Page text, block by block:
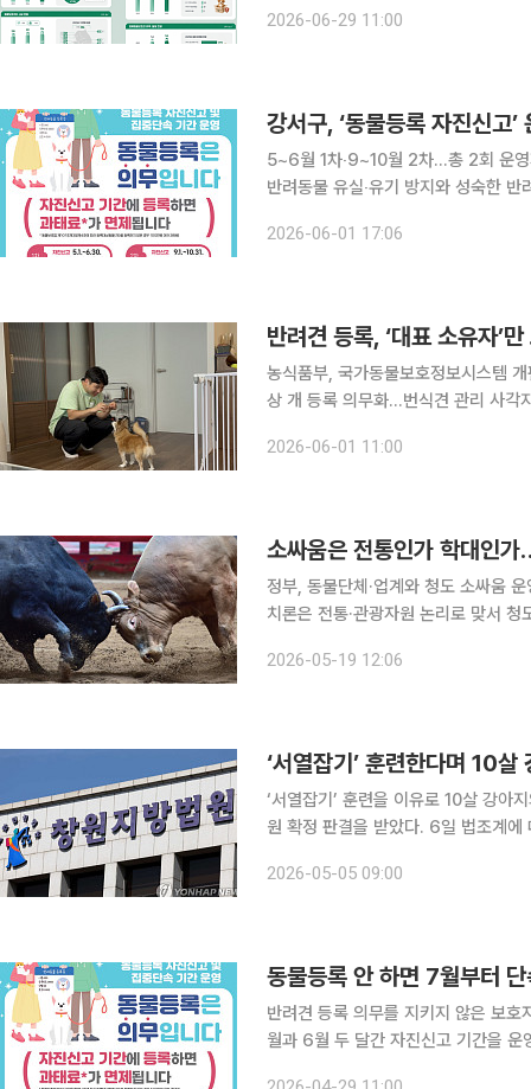
다. 반면 미용업과 위탁관리업, 운송
2026-06-29 11:00
강서구, ‘동물등록 자진신고
5~6월 1차‧9~10월 2차…총 2회 운영자진 신고
반려동물 유실‧유기 방지와 성숙한
수 있게 돕는 가장 확실한 안전망이다
2026-06-01 17:06
반려견 등록, ‘대표 소유자’
농식품부, 국가동물보호정보시스템
상 개 등록 의무화…번식견 관리 사각지대 줄인다 반려동물을 함께 기르는
제 양육자가 등록 여부를 증명하기
2026-06-01 11:00
소싸움은 전통인가 학대인
정부, 동물단체·업계와 청도 소싸움
치론은 전통·관광자원 논리로 맞서 청도 소싸움을 둘러싼 논란이 존폐 문제로 번지고 있다. 동물보
업계는 전통문화와 관광자원, 종사자
2026-05-19 12:06
‘서열잡기’ 훈련을 이유로 10살 강아
원 확정 판결을 받았다. 6일 법조계에 따르면 대법원 1부(천대엽 주심 대법관)은 최근 동물보호법
제시에서 애견유치원을 운영하던 A
2026-05-05 09:00
동물등록 안 하면 7월부터
반려견 등록 의무를 지키지 않은 보
월과 6월 두 달간 자진신고 기간을 운